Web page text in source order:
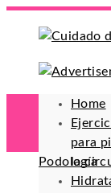
Home
para
la
Podología